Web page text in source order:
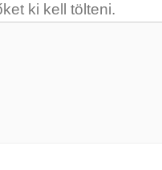
ki kell tölteni.